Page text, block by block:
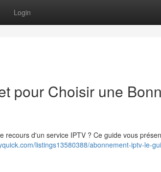
Login
pour Choisir une
recours d'un service IPTV ? Ce guide vous
listings13580388/abonnement-iptv-le-